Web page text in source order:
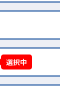
選択中